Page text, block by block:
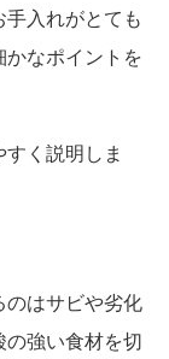
入れがとても
かなポイントを
く説明しま
のはサビや劣化
強い食材を切